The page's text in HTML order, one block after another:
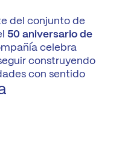
del conjunto de
50 aniversario de
celebra
construyendo
con sentido